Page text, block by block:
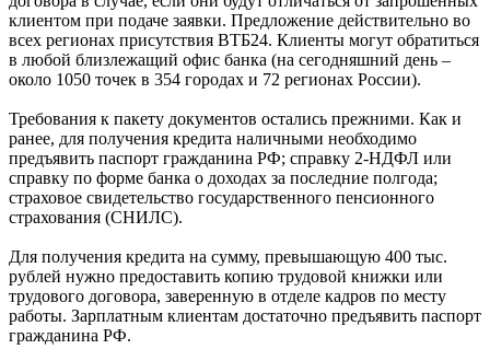
клиентом при подаче заявки. Предложение действительно во
всех регионах присутствия ВТБ24. Клиенты могут обратиться
в любой близлежащий офис банка (на сегодняшний день –
около 1050 точек в 354 городах и 72 регионах России).
Требования к пакету документов остались прежними. Как и
ранее, для получения кредита наличными необходимо
предъявить паспорт гражданина РФ; справку 2-НДФЛ или
справку по форме банка о доходах за последние полгода;
страховое свидетельство государственного пенсионного
страхования (СНИЛС).
Для получения кредита на сумму, превышающую 400 тыс.
рублей нужно предоставить копию трудовой книжки или
трудового договора, заверенную в отделе кадров по месту
работы. Зарплатным клиентам достаточно предъявить паспорт
гражданина РФ.